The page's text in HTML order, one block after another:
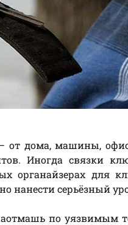
от дома, машины,
Иногда связки
органайзерах для
нанести серьёзный
по уязвимым